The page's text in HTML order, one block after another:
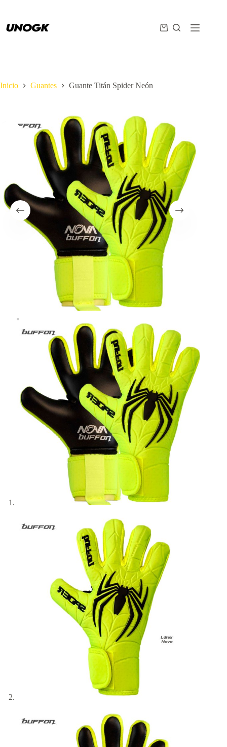
Inicio Guantes Guante Titán Spider Neón